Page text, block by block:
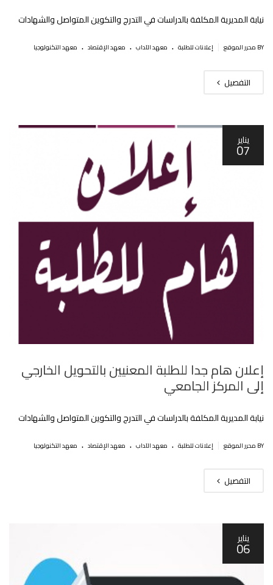
نيابة المديرية المكلفة بالدراسات في التدرج والتكوين المتواصل والشهادات
BY محرر الموقع إعلانات للطلبة . معهد الآداب . معهد الإقتصاد . معهد التكنولوجيا
التفصيل
يناير
07
إعلان هام جدا للطلبة المعنيين بالتحويل الخارجي
إلى المركز الجامعي‎
نيابة المديرية المكلفة بالدراسات في التدرج والتكوين المتواصل والشهادات
BY محرر الموقع إعلانات للطلبة . معهد الآداب . معهد الإقتصاد . معهد التكنولوجيا
التفصيل
يناير
06